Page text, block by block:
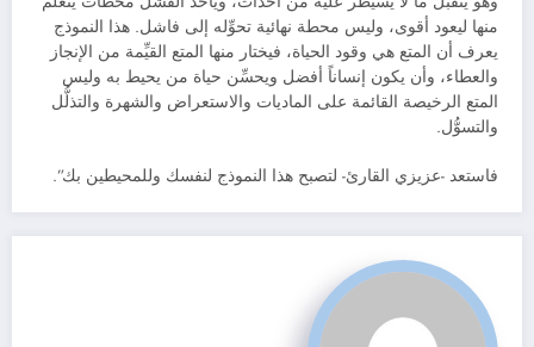
منها ليعود أقوى، وليس محطة نهائية تحوِّله إلى فاشل. هذا النموذج
يعرف أن المتع هي وقود الحياة، فيختار منها المتع القيِّمة من الإنجاز
والعطاء، وأن يكون إنساناً أفضل ويحسِّن حياة من يحيط به وليس
المتع الرخيصة القائمة على الماديات والاستعراض والشهرة والتذلُّل
والتسوُّل.
فاستعد -عزيزي القارئ- لتصبح هذا النموذج لنفسك وللمحيطين بك”.